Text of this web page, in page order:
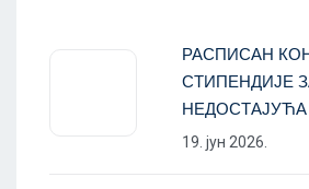
РАСПИСАН
СТИПЕНДИЈЕ
19. јун 2026.